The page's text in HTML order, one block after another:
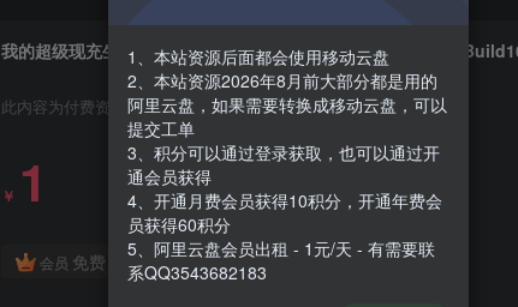
我的超级现充生活|Wo De Chao Ji Xian Chong Sheng
此内容为付费资源，请付费后查看
￥ 1
会员 免费
1、本站资源后面都会使用移动云盘
2、本站资源2026年8月前大部分都是用的
阿里云盘，如果需要转换成移动云盘，可以
提交工单
3、积分可以通过登录获取，也可以通过开
通会员获得
4、开通月费会员获得10积分，开通年费会
员获得60积分
5、阿里云盘会员出租 - 1元/天 - 有需要联
系QQ3543682183